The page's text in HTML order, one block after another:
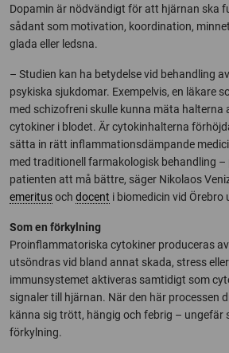
Dopamin är nödvändigt för att hjärnan ska
sådant som motivation, koordination,
glada eller ledsna.
– Studien kan ha betydelse vid behandling
psykiska sjukdomar. Exempelvis, en läkare
med schizofreni skulle kunna mäta
cytokiner i blodet. Är cytokinhalterna
sätta in rätt inflammationsdämpande
med traditionell farmakologisk behandling
patienten att må bättre, säger Nikolaos
emeritusoch docent i biomedicin vid Örebro
Som en förkylning
Proinflammatoriska cytokiner produceras
utsöndras vid bland annat skada, stress
immunsystemet aktiveras samtidigt som
signaler till hjärnan. När den här processen
känna sig trött, hängig och febrig – ungefär
förkylning.